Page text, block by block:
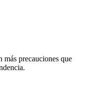
más precauciones que